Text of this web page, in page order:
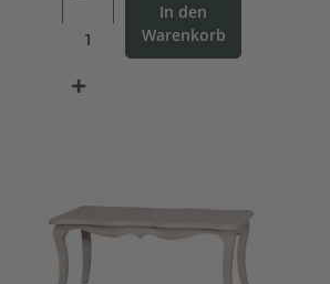
In den
Warenkorb